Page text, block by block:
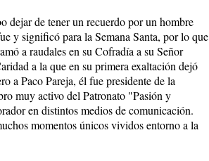
dejar de tener un recuerdo por un hombre
y significó para la Semana Santa, por lo que
a raudales en su Cofradía a su Señor
a la que en su primera exaltación dejó
a Paco Pareja, él fue presidente de la
muy activo del Patronato "Pasión y
en distintos medios de comunicación.
momentos únicos vividos entorno a la